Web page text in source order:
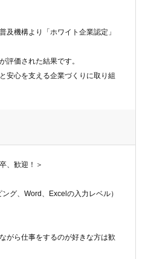
及機構より「ホワイト企業認定」
評価された結果です。
安心を支える企業づくりに取り組
、歓迎！＞
グ、Word、Excelの入力レベル）
がら仕事をするのが好きな方は歓